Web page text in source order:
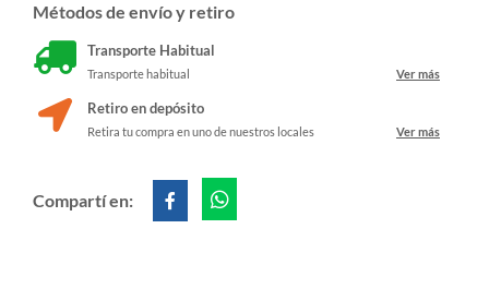
Métodos de envío y retiro
Transporte Habitual
Transporte habitual Ver más
Retiro en depósito
Retira tu compra en uno de nuestros locales Ver más
Compartí en: